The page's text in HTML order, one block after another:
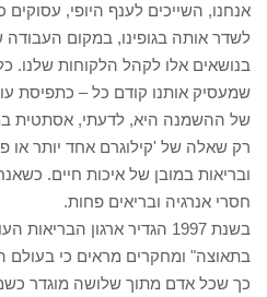
אנחנו, השייכים לענף היופי,
לשדר אותה בגופינו, במקום העבודה
בנושאים אלו לקהל הלקוחות שלנו.
שמעסיק אותנו קודם כל – כתפיסת
של ההשמנה היא, לדעתי, אסתטית
רק שאלה של 'קילוגרם אחד יותר
ובריאות במובן של איכות חיים.
חסרי אנרגיה ובריאים פחות.
בשנת 1997 הגדיר ארגון
בתאוצה" ומחקרים מראים כי בעולם
כך שכל אדם מתוך שלושה מוגדר